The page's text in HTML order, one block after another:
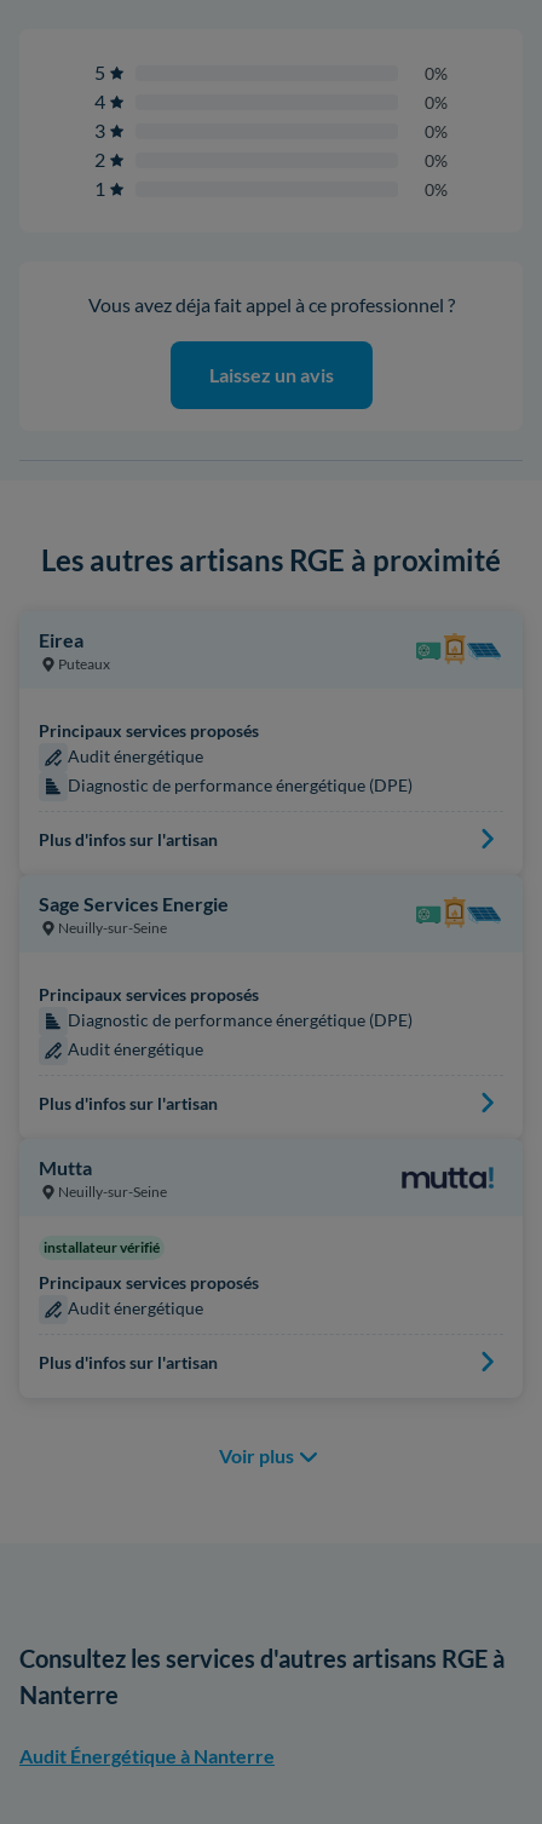
5 0%
4 0%
3 0%
2 0%
1 0%
Vous avez déja fait appel à ce professionnel ?
Laissez un avis
Les autres artisans RGE à proximité
Eirea
Puteaux
Principaux services proposés
Audit énergétique
Diagnostic de performance énergétique (DPE)
Plus d'infos sur l'artisan
Sage Services Energie
Neuilly-sur-Seine
Principaux services proposés
Diagnostic de performance énergétique (DPE)
Audit énergétique
Plus d'infos sur l'artisan
Mutta
Neuilly-sur-Seine
installateur vérifié
Principaux services proposés
Audit énergétique
Plus d'infos sur l'artisan
Voir plus
Consultez les services d'autres artisans RGE à
Nanterre
Audit Énergétique à Nanterre